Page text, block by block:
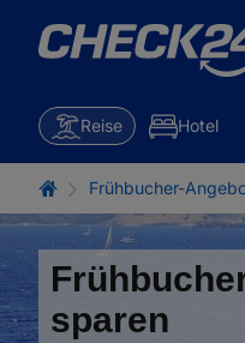
Reise Hotel
Frühbucher-
sparen